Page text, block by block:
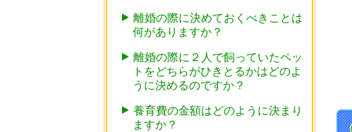
離婚の際に決めておくべきことは
何がありますか？
離婚の際に２人で飼っていたペッ
トをどちらがひきとるかはどのよ
うに決めるのですか？
養育費の金額はどのように決まり
ますか？